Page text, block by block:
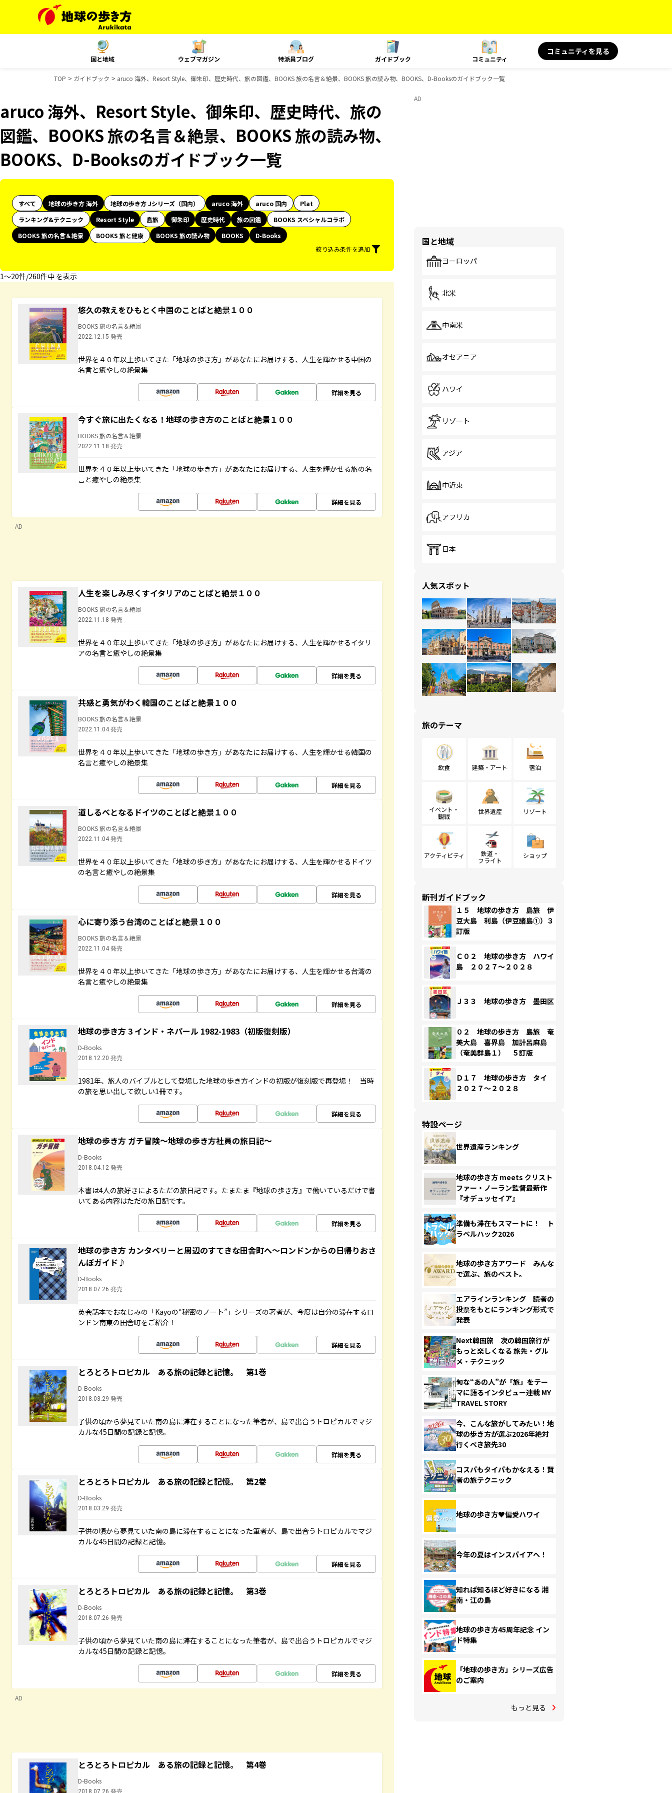
国と地域 ウェブマガジン 特派員ブログ ガイドブック コミュニティ
コミュニティを見る
TOP ガイドブック aruco 海外、Resort Style、御朱印、歴史時代、旅の図鑑、BOOKS 旅の名言＆絶景、BOOKS 旅の読み物、BOOKS、D-Booksのガイドブック一覧
aruco 海外、Resort Style、御朱印、歴史時代、旅の
図鑑、BOOKS 旅の名言＆絶景、BOOKS 旅の読み物、
BOOKS、D-Booksのガイドブック一覧
すべて 地球の歩き方 海外 地球の歩き方 Jシリーズ（国内） aruco 海外 aruco 国内
Plat
ランキング&テクニック
Resort Style 島旅 御朱印 歴史時代 旅の図鑑
BOOKS スペシャルコラボ
BOOKS 旅の名言＆絶景
BOOKS 旅と健康 BOOKS 旅の読み物 BOOKS
D-Books
絞り込み条件を追加
1〜20件/260件中 を表示
悠久の教えをひもとく中国のことばと絶景１００
BOOKS 旅の名言＆絶景
2022.12.15 発売
世界を４０年以上歩いてきた「地球の歩き方」があなたにお届けする、人生を輝かせる中国の
名言と癒やしの絶景集
詳細を見る
今すぐ旅に出たくなる！地球の歩き方のことばと絶景１００
BOOKS 旅の名言＆絶景
2022.11.18 発売
世界を４０年以上歩いてきた「地球の歩き方」があなたにお届けする、人生を輝かせる旅の名
言と癒やしの絶景集
詳細を見る
AD
人生を楽しみ尽くすイタリアのことばと絶景１００
BOOKS 旅の名言＆絶景
2022.11.18 発売
世界を４０年以上歩いてきた「地球の歩き方」があなたにお届けする、人生を輝かせるイタリ
アの名言と癒やしの絶景集
詳細を見る
共感と勇気がわく韓国のことばと絶景１００
BOOKS 旅の名言＆絶景
2022.11.04 発売
世界を４０年以上歩いてきた「地球の歩き方」があなたにお届けする、人生を輝かせる韓国の
名言と癒やしの絶景集
詳細を見る
道しるべとなるドイツのことばと絶景１００
BOOKS 旅の名言＆絶景
2022.11.04 発売
世界を４０年以上歩いてきた「地球の歩き方」があなたにお届けする、人生を輝かせるドイツ
の名言と癒やしの絶景集
詳細を見る
心に寄り添う台湾のことばと絶景１００
BOOKS 旅の名言＆絶景
2022.11.04 発売
世界を４０年以上歩いてきた「地球の歩き方」があなたにお届けする、人生を輝かせる台湾の
名言と癒やしの絶景集
詳細を見る
地球の歩き方 3 インド・ネパール 1982-1983（初版復刻版）
D-Books
2018.12.20 発売
1981年、旅人のバイブルとして登場した地球の歩き方インドの初版が復刻版で再登場！ 当時
の旅を思い出して欲しい1冊です。
詳細を見る
地球の歩き方 ガチ冒険～地球の歩き方社員の旅日記～
D-Books
2018.04.12 発売
本書は4人の旅好きによるただの旅日記です。たまたま『地球の歩き方』で働いているだけで書
いてある内容はただの旅日記です。
詳細を見る
地球の歩き方 カンタベリーと周辺のすてきな田舎町へ～ロンドンからの日帰りおさ
んぽガイド♪
D-Books
2018.07.26 発売
英会話本でおなじみの「Kayoの“秘密のノート”」シリーズの著者が、今度は自分の滞在するロ
ンドン南東の田舎町をご紹介！
詳細を見る
とろとろトロピカル ある旅の記録と記憶。 第1巻
D-Books
2018.03.29 発売
子供の頃から夢見ていた南の島に滞在することになった筆者が、島で出合うトロピカルでマジ
カルな45日間の記録と記憶。
詳細を見る
とろとろトロピカル ある旅の記録と記憶。 第2巻
D-Books
2018.03.29 発売
子供の頃から夢見ていた南の島に滞在することになった筆者が、島で出合うトロピカルでマジ
カルな45日間の記録と記憶。
詳細を見る
とろとろトロピカル ある旅の記録と記憶。 第3巻
D-Books
2018.07.26 発売
子供の頃から夢見ていた南の島に滞在することになった筆者が、島で出合うトロピカルでマジ
カルな45日間の記録と記憶。
詳細を見る
AD
とろとろトロピカル ある旅の記録と記憶。 第4巻
D-Books
2018.07.26 発売
AD
国と地域
ヨーロッパ
北米
中南米
オセアニア
ハワイ
リゾート
アジア
中近東
アフリカ
日本
人気スポット
旅のテーマ
飲食 建築・アート 宿泊
イベント・
観戦
世界遺産 リゾート
アクティビティ
鉄道・
フライト
ショップ
新刊ガイドブック
１５ 地球の歩き方 島旅 伊
豆大島 利島（伊豆諸島①）３
訂版
Ｃ０２ 地球の歩き方 ハワイ
島 ２０２７～２０２８
Ｊ３３ 地球の歩き方 墨田区
０２ 地球の歩き方 島旅 奄
美大島 喜界島 加計呂麻島
（奄美群島１） ５訂版
Ｄ１７ 地球の歩き方 タイ
２０２７～２０２８
特設ページ
世界遺産ランキング
地球の歩き方 meets クリスト
ファー・ノーラン監督最新作
『オデュッセイア』
準備も滞在もスマートに！ ト
ラベルハック2026
地球の歩き方アワード みんな
で選ぶ、旅のベスト。
エアラインランキング 読者の
投票をもとにランキング形式で
発表
Next韓国旅 次の韓国旅行が
もっと楽しくなる 旅先・グル
メ・テクニック
旬な“あの人”が「旅」をテー
マに語るインタビュー連載 MY
TRAVEL STORY
今、こんな旅がしてみたい！地
球の歩き方が選ぶ2026年絶対
行くべき旅先30
コスパもタイパもかなえる！賢
者の旅テクニック
地球の歩き方♥偏愛ハワイ
今年の夏はインスパイアへ！
知れば知るほど好きになる 湘
南・江の島
地球の歩き方45周年記念 イン
ド特集
「地球の歩き方」シリーズ広告
のご案内
もっと見る